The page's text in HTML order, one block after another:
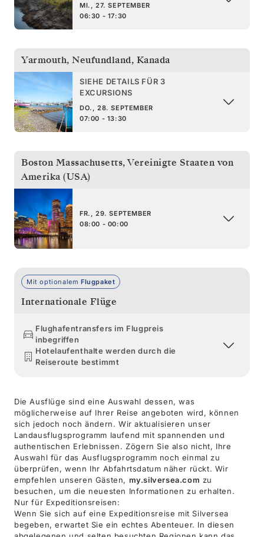
MI., 27. SEPTEMBER
06:30 - 17:30
Yarmouth, Neufundland, Kanada
SIEHE DETAILS FÜR 3
EXCURSIONS
DO., 28. SEPTEMBER
07:00 - 13:30
Boston Massachusetts,Vereinigte Staaten von
Amerika (USA)
FR., 29. SEPTEMBER
08:00 - 00:00
Mit optionalem Flugpaket
Internationale Flüge
Flughafentransfers im Flugpreis
inbegriffen
Hotelaufenthalte werden durch die
Reiseroute bestimmt
Die Ausflüge sind eine Auswahl dessen, was
möglicherweise auf Ihrer Reise angeboten wird, können
sich jedoch noch ändern. Wir aktualisieren unser
Landausflugsprogramm laufend mit spannenden und
authentischen Erlebnissen. Zögern Sie also nicht, Ihre
Auswahl für das Ausflugsprogramm noch einmal zu
überprüfen, wenn Ihr Abfahrtsdatum näher rückt. Wir
empfehlen unseren Gästen, my.silversea.com zu
besuchen, um die neuesten Informationen zu erhalten.
Nur für Expeditionsreisen:
Wenn Sie sich auf eine Expeditionsreise mit Silversea
begeben, erwartet Sie ein echtes Abenteuer. In diesen